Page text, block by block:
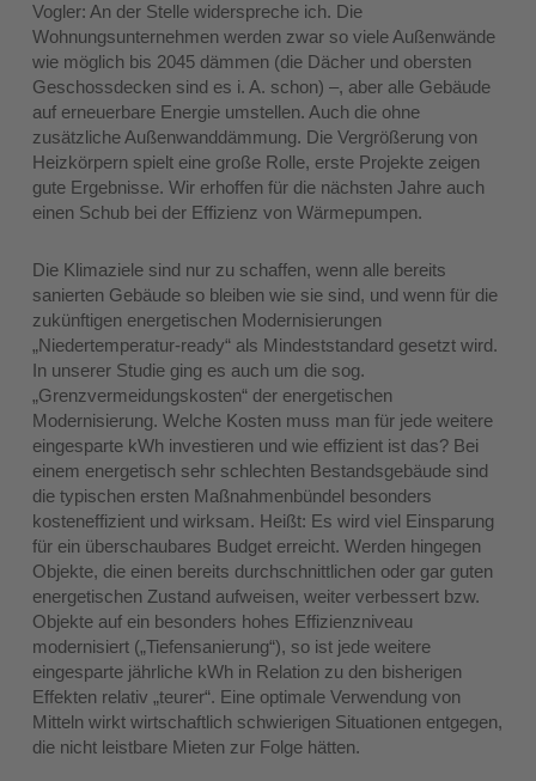
Vogler: An der Stelle widerspreche ich. Die
Wohnungsunternehmen werden zwar so viele Außenwände
wie möglich bis 2045 dämmen (die Dächer und obersten
Geschossdecken sind es i. A. schon) –, aber alle Gebäude
auf erneuerbare Energie umstellen. Auch die ohne
zusätzliche Außenwanddämmung. Die Vergrößerung von
Heizkörpern spielt eine große Rolle, erste Projekte zeigen
gute Ergebnisse. Wir erhoffen für die nächsten Jahre auch
einen Schub bei der Effizienz von Wärmepumpen.
Die Klimaziele sind nur zu schaffen, wenn alle bereits
sanierten Gebäude so bleiben wie sie sind, und wenn für die
zukünftigen energetischen Modernisierungen
„Niedertemperatur-ready“ als Mindeststandard gesetzt wird.
In unserer Studie ging es auch um die sog.
„Grenzvermeidungskosten“ der energetischen
Modernisierung. Welche Kosten muss man für jede weitere
eingesparte kWh investieren und wie effizient ist das? Bei
einem energetisch sehr schlechten Bestandsgebäude sind
die typischen ersten Maßnahmenbündel besonders
kosteneffizient und wirksam. Heißt: Es wird viel Einsparung
für ein überschaubares Budget erreicht. Werden hingegen
Objekte, die einen bereits durchschnittlichen oder gar guten
energetischen Zustand aufweisen, weiter verbessert bzw.
Objekte auf ein besonders hohes Effizienzniveau
modernisiert („Tiefensanierung“), so ist jede weitere
eingesparte jährliche kWh in Relation zu den bisherigen
Effekten relativ „teurer“. Eine optimale Verwendung von
Mitteln wirkt wirtschaftlich schwierigen Situationen entgegen,
die nicht leistbare Mieten zur Folge hätten.